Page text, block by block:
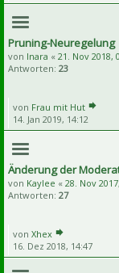
Pruning-Neuregelung
von Inara « 21. Nov 2018,
Antworten: 23
von Frau mit Hut
14. Jan 2019, 14:12
Änderung der
von Kaylee « 28. Nov
Antworten: 27
von Xhex
16. Dez 2018, 14:47